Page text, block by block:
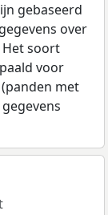
gebaseerd
over
Het soort
voor
met